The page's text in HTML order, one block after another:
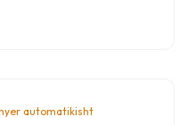
automatikisht